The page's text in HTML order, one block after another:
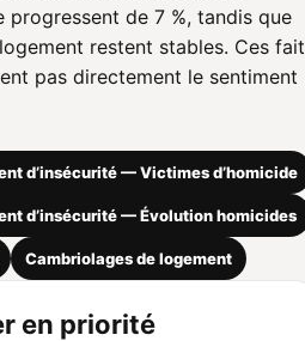
progressent de 7 %, tandis que
restent stables. Ces
pas directement le sentiment
d’insécurité — Victimes d’homicide
d’insécurité — Évolution homicides
Cambriolages de logement
en priorité